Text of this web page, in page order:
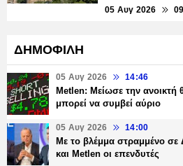
05 Αυγ 2026
ΔΗΜΟΦΙΛΗ
05 Αυγ 2026 14:46
Metlen: Μείωσε την ανοικτή
μπορεί να συμβεί αύριο
05 Αυγ 2026 14:00
Με το βλέμμα στραμμένο
και Metlen οι επενδυτές